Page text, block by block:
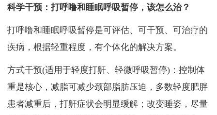
科学干预：打呼噜和睡眠呼吸暂停，该怎么治？
打呼噜和睡眠呼吸暂停是可评估、可干预、可治疗的
疾病，根据轻重程度，有个体化的解决方案。
方式干预(适用于轻度打鼾、轻微呼吸暂停)：控制体
重是核心，减脂可减少颈部脂肪压迫，多数轻度肥胖
患者减重后，打鼾症状会明显缓解；改变睡姿，尽量